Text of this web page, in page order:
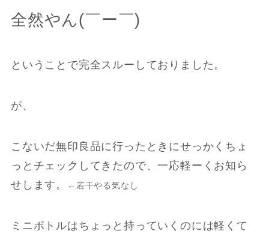
全然やん(￣ー￣)
ということで完全スルーしておりました。
が、
こないだ無印良品に行ったときにせっかくちょ
っとチェックしてきたので、一応軽ーくお知ら
せします。
←若干やる気なし
ミニボトルはちょっと持っていくのには軽くて